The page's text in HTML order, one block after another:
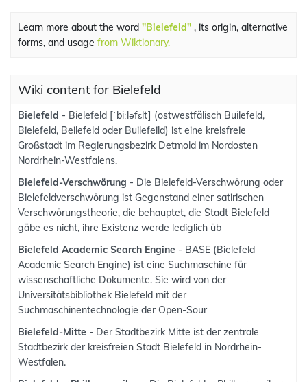
Learn more about the word "Bielefeld" , its origin, alternative
forms, and usage from Wiktionary.
Wiki content for Bielefeld
Bielefeld - Bielefeld [ˈbiːləfɛlt] (ostwestfälisch Builefeld,
Bielefeld, Beilefeld oder Builefeild) ist eine kreisfreie
Großstadt im Regierungsbezirk Detmold im Nordosten
Nordrhein-Westfalens.
Bielefeld-Verschwörung - Die Bielefeld-Verschwörung oder
Bielefeldverschwörung ist Gegenstand einer satirischen
Verschwörungstheorie, die behauptet, die Stadt Bielefeld
gäbe es nicht, ihre Existenz werde lediglich üb
Bielefeld Academic Search Engine - BASE (Bielefeld
Academic Search Engine) ist eine Suchmaschine für
wissenschaftliche Dokumente. Sie wird von der
Universitätsbibliothek Bielefeld mit der
Suchmaschinentechnologie der Open-Sour
Bielefeld-Mitte - Der Stadtbezirk Mitte ist der zentrale
Stadtbezirk der kreisfreien Stadt Bielefeld in Nordrhein-
Westfalen.